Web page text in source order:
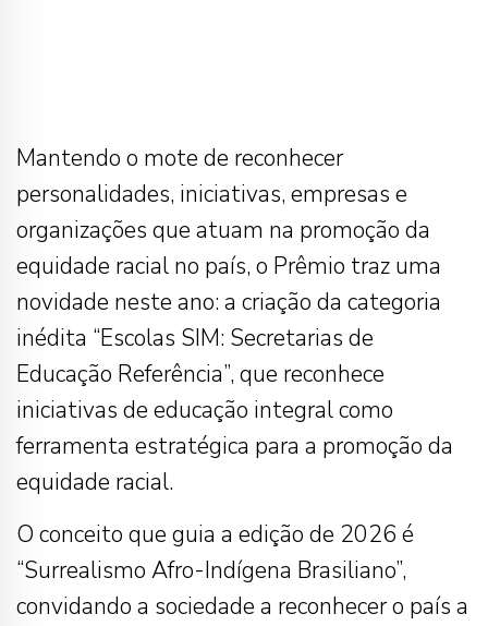
Mantendo o mote de reconhecer
personalidades, iniciativas, empresas e
organizações que atuam na promoção da
equidade racial no país, o Prêmio traz uma
novidade neste ano: a criação da categoria
inédita “Escolas SIM: Secretarias de
Educação Referência”, que reconhece
iniciativas de educação integral como
ferramenta estratégica para a promoção da
equidade racial.
O conceito que guia a edição de 2026 é
“Surrealismo Afro-Indígena Brasiliano”,
convidando a sociedade a reconhecer o país a